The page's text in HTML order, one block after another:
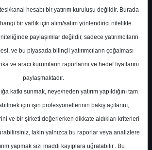
Tahmini
Potansiyeli
Kurum Sayısı
8
kanal hesabı bir yatırım kuruluşu değildir. Burada
bir varlık için alım/satım yönlendirici nitelikte
paylaşımlar değildir, sadece yatırımcıların
ve bu piyasada bilinçli yatırımcıların çoğalması
ve aracı kurumların raporlarını ve hedef fiyatlarını
paylaşmaktadır.
katkı sunmak, neye/neden yatırım yapıldığını tam
için işin profesyonellerinin bakış açılarını,
ve bir şirketi değerlerken dikkate aldıkları kriterleri
lakin yalnızca bu raporlar veya analizlere
yapmak sizi maddi kayıplara uğratabilir.. Bu